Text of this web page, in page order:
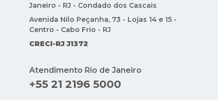
Janeiro - RJ - Condado dos Cascais
Avenida Nilo Peçanha, 73 - Lojas 14 e 15 -
Centro - Cabo Frio - RJ
CRECI-RJ J1372
Atendimento Rio de Janeiro
+55 21 2196 5000